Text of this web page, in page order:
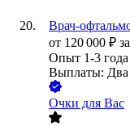
Врач-
от 120 000 ₽
Опыт 1-3 года
Выплаты: Два
Очки для Вас